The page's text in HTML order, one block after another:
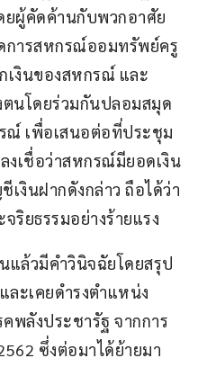
ยผู้คัดค้านกับพวกอาศัย
การสหกรณ์ออมทรัพย์ครู
เงินของสหกรณ์ และ
นโดยร่วมกันปลอมสมุด
ณ์ เพื่อเสนอต่อที่ประชุม
เชื่อว่าสหกรณ์มียอดเงิน
งินฝากดังกล่าว ถือได้ว่า
ริยธรรมอย่างร้ายแรง
แล้วมีคำวินิจฉัยโดยสรุป
ะเคยดำรงตำแหน่ง
พลังประชารัฐ จากการ
ซึ่งต่อมาได้ย้ายมา